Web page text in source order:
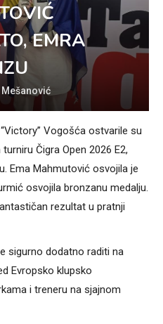
EMRA
Vogošća ostvarile su
Čigra Open 2026 E2,
Ema Mahmutović osvojila je
osvojila bronzanu medalju.
rezultat u pratnji
sigurno dodatno raditi na
Evropsko klupsko
i treneru na sjajnom